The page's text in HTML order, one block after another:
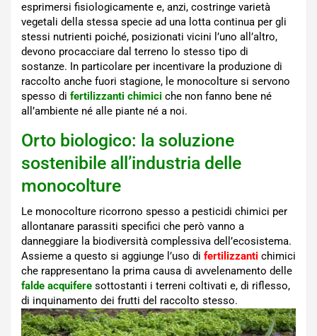
esprimersi fisiologicamente e, anzi, costringe varietà
vegetali della stessa specie ad una lotta continua per gli
stessi nutrienti poiché, posizionati vicini l’uno all’altro,
devono procacciare dal terreno lo stesso tipo di
sostanze. In particolare per incentivare la produzione di
raccolto anche fuori stagione, le monocolture si servono
spesso di fertilizzanti chimici che non fanno bene né
all’ambiente né alle piante né a noi.
Orto biologico: la soluzione
sostenibile all’industria delle
monocolture
Le monocolture ricorrono spesso a pesticidi chimici per
allontanare parassiti specifici che però vanno a
danneggiare la biodiversità complessiva dell’ecosistema.
Assieme a questo si aggiunge l’uso di fertilizzanti chimici
che rappresentano la prima causa di avvelenamento delle
falde acquifere sottostanti i terreni coltivati e, di riflesso,
di inquinamento dei frutti del raccolto stesso.